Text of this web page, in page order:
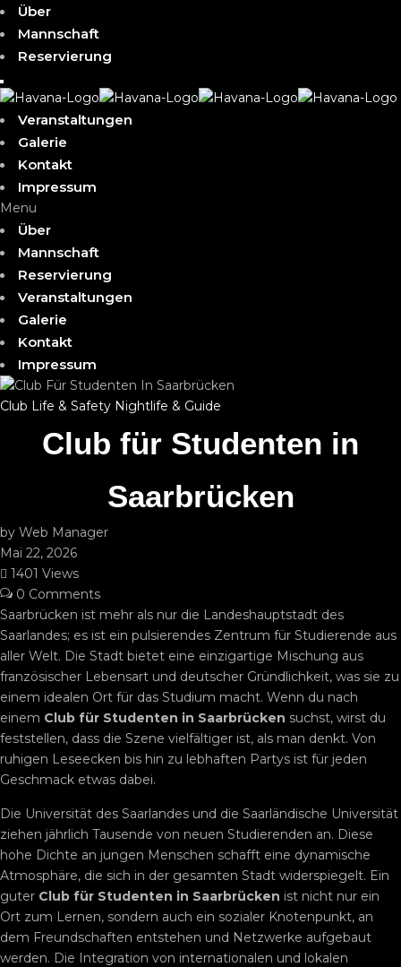
Über
Mannschaft
Reservierung
Veranstaltungen
Galerie
Kontakt
Impressum
Menu
Über
Mannschaft
Reservierung
Veranstaltungen
Galerie
Kontakt
Impressum
Club Life & Safety Nightlife & Guide
Club für Studenten in
Saarbrücken
by Web Manager
Mai 22, 2026
1401 Views
0 Comments
Saarbrücken ist mehr als nur die Landeshauptstadt des
Saarlandes; es ist ein pulsierendes Zentrum für Studierende aus
aller Welt. Die Stadt bietet eine einzigartige Mischung aus
französischer Lebensart und deutscher Gründlichkeit, was sie zu
einem idealen Ort für das Studium macht. Wenn du nach
einem Club für Studenten in Saarbrücken suchst, wirst du
feststellen, dass die Szene vielfältiger ist, als man denkt. Von
ruhigen Leseecken bis hin zu lebhaften Partys ist für jeden
Geschmack etwas dabei.
Die Universität des Saarlandes und die Saarländische Universität
ziehen jährlich Tausende von neuen Studierenden an. Diese
hohe Dichte an jungen Menschen schafft eine dynamische
Atmosphäre, die sich in der gesamten Stadt widerspiegelt. Ein
guter Club für Studenten in Saarbrücken ist nicht nur ein
Ort zum Lernen, sondern auch ein sozialer Knotenpunkt, an
dem Freundschaften entstehen und Netzwerke aufgebaut
werden. Die Integration von internationalen und lokalen